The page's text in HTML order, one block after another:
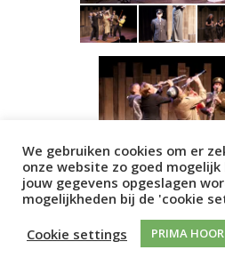
SMAK!
We gebruiken cookies om er
onze website zo goed
jouw gegevens opgeslagen
mogelijkheden bij de 'cookie
Cookie settings
PRIMA HOOR